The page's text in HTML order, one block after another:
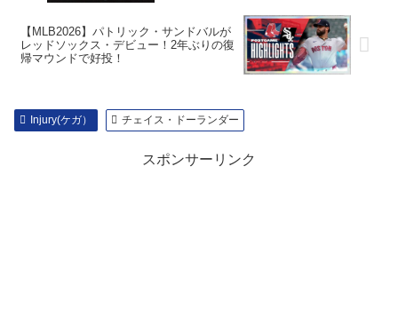
【MLB2026】パトリック・サンドバルが
レッドソックス・デビュー！2年ぶりの復
帰マウンドで好投！
Injury(ケガ） チェイス・ドーランダー
スポンサーリンク